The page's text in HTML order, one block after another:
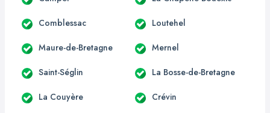
Comblessac Loutehel
Maure-de-Bretagne Mernel
Saint-Séglin La Bosse-de-Bretagne
La Couyère Crévin